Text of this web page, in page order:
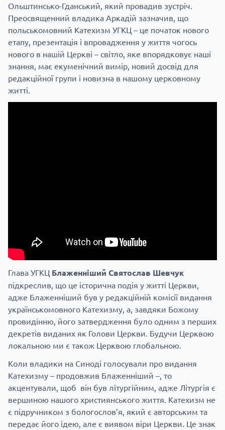
Ольштинсько-Гданський, який провадив зустріч.
Преосвященний владика Аркадій зазначив, що
польськомовний Катехизм УГКЦ – це початок нового
етапу, презентація і впровадження у життя чогось
нового в нашій Церкві – світло, яке впорядковує наші
знання, має екуменічний вимір, новий досвід для
редакційної групи і новизна в нашому церковному
житті.
Глава УГКЦ Блаженніший Святослав Шевчук
підкреслив, що це історична подія у житті Церкви,
адже Блаженніший був у редакційній комісії видання
українськомовного Катехизму, а, завдяки Божому
провидінню, його затвердження було одним з перших
декретів виданих як Голови Церкви. Будучи Церквою
локальною ми є також Церквою глобальною.
Коли владики на Синоді голосували про видання
Катехизму – продовжив Блаженніший –, то
акцентували, щоб він був літургійним, адже Літургія є
вершиною нашого християнського життя. Катехизм не
є підручником з бологослов’я, який є авторським та
передає його ідею, але є виявом віри Церкви. Це знак